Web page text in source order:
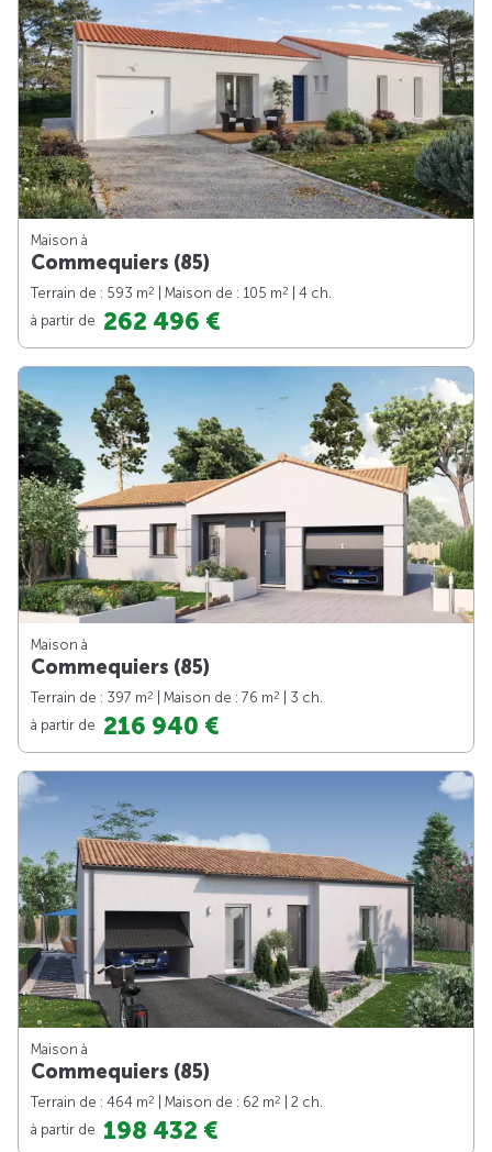
Maison à
Commequiers (85)
Terrain de : 593 m2 | Maison de : 105 m2
| 4 ch.
à partir de 262 496 €
Maison à
Commequiers (85)
Terrain de : 397 m2 | Maison de : 76 m2
| 3 ch.
à partir de 216 940 €
Maison à
Commequiers (85)
Terrain de : 464 m2 | Maison de : 62 m2
| 2 ch.
à partir de 198 432 €